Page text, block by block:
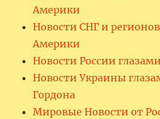
Америки
Новости СНГ и регионов
Америки
Новости России
Новости Украины
Гордона
Мировые Новости от